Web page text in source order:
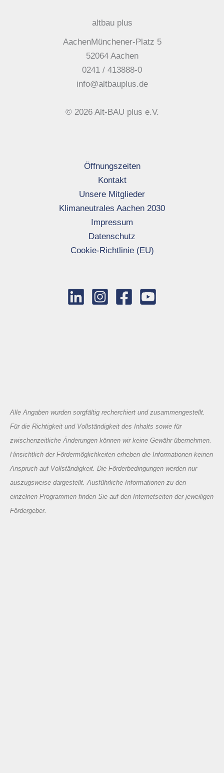
altbau plus
AachenMünchener-Platz 5
52064 Aachen
0241 / 413888-0
info@altbauplus.de
© 2026 Alt-BAU plus e.V.
Öffnungszeiten
Kontakt
Unsere Mitglieder
Klimaneutrales Aachen 2030
Impressum
Datenschutz
Cookie-Richtlinie (EU)
Alle Angaben wurden sorgfältig recherchiert und zusammengestellt.
Für die Richtigkeit und Vollständigkeit des Inhalts sowie für
zwischenzeitliche Änderungen können wir keine Gewähr übernehmen.
Hinsichtlich der Fördermöglichkeiten erheben die Informationen keinen
Anspruch auf Vollständigkeit. Die Förderbedingungen werden nur
auszugsweise dargestellt. Ausführliche Informationen zu den
einzelnen Programmen finden Sie auf den Internetseiten der jeweiligen
Fördergeber.